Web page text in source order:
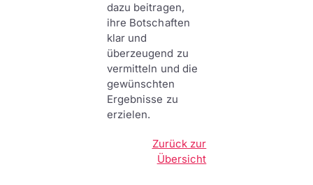
dazu beitragen,
ihre Botschaften
klar und
überzeugend zu
vermitteln und die
gewünschten
Ergebnisse zu
erzielen.
Zurück zur
Übersicht